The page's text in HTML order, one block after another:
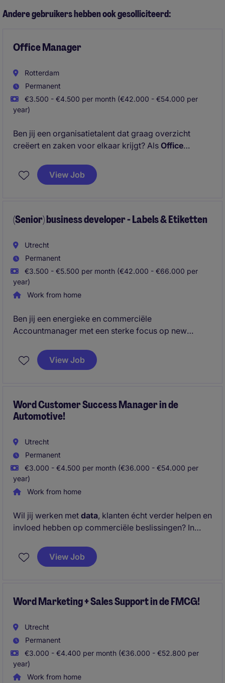
verbeteringen in prestaties, processen en teams.
Andere gebruikers hebben ook gesolliciteerd:
Office Manager
Rotterdam
Permanent
€3.500 - €4.500 per month (€42.000 - €54.000 per
year)
Ben jij een organisatietalent dat graag overzicht
creëert en zaken voor elkaar krijgt? Als Office
team, waarin je verantwoordelijk bent voor een
soepel draaiend kantoor, marketing activiteiten,
View Job
(Senior) business developer - Labels & Etiketten
Utrecht
Permanent
€3.500 - €5.500 per month (€42.000 - €66.000 per
year)
Work from home
Ben jij een energieke en commerciële
Accountmanager met een sterke focus op new
binnenhalen van nieuwe klanten en het uitbouwen
van bestaande relaties? Heb je affiniteit met techniek
View Job
Word Customer Success Manager in de
Automotive!
Utrecht
Permanent
€3.000 - €4.500 per month (€36.000 - €54.000 per
year)
Work from home
Wil jij werken met data, klanten écht verder helpen en
invloed hebben op commerciële beslissingen? In
vaste aanspreekpunt voor klanten en zorg je dat zij
maximaal rendement halen uit data-gedreven
View Job
Word Marketing + Sales Support in de FMCG!
Utrecht
Permanent
€3.000 - €4.400 per month (€36.000 - €52.800 per
year)
Work from home